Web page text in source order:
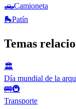
🛻Camioneta
🛼Patín
Temas
🏛
Día mundial de la
🚌🚇
Transporte